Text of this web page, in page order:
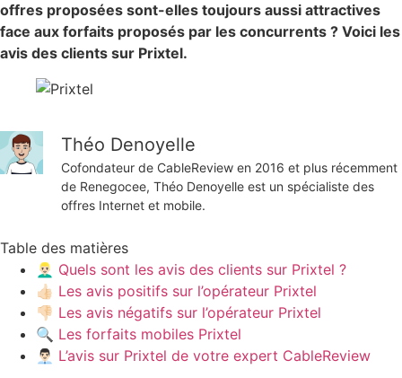
offres proposées sont-elles toujours aussi attractives
face aux forfaits proposés par les concurrents ? Voici les
avis des clients sur Prixtel.
Théo Denoyelle
Cofondateur de CableReview en 2016 et plus récemment
de Renegocee, Théo Denoyelle est un spécialiste des
offres Internet et mobile.
Table des matières
👱🏻‍♂️ Quels sont les avis des clients sur Prixtel ?
👍🏻 Les avis positifs sur l’opérateur Prixtel
👎🏻 Les avis négatifs sur l’opérateur Prixtel
🔍 Les forfaits mobiles Prixtel
👨🏻‍💼 L’avis sur Prixtel de votre expert CableReview